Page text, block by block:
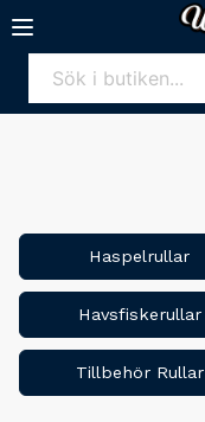
Haspelrullar
Havsfiskerullar
Tillbehör Rullar